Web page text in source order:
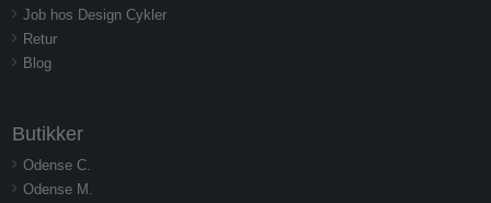
Job hos Design Cykler
Retur
Blog
Butikker
Odense C.
Odense M.